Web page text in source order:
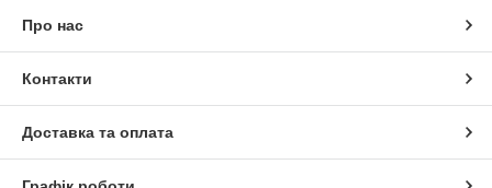
Про нас
Контакти
Доставка та оплата